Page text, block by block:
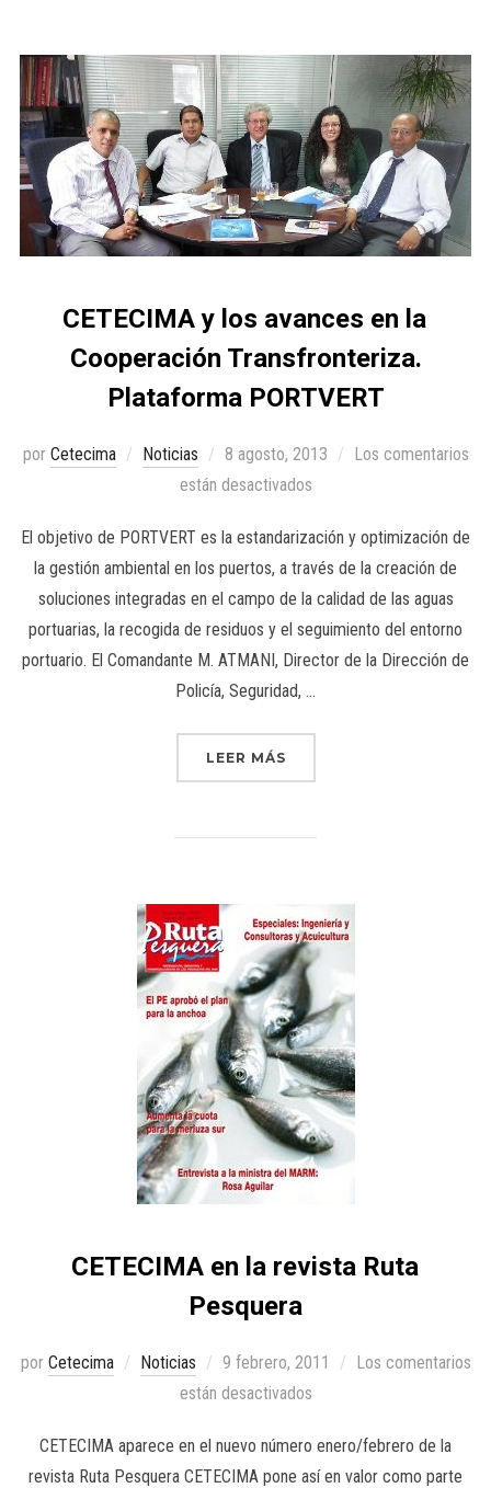
CETECIMA y los avances en la
Cooperación Transfronteriza.
Plataforma PORTVERT
por Cetecima Noticias 8 agosto, 2013
Los comentarios
están desactivados
El objetivo de PORTVERT es la estandarización y optimización de
la gestión ambiental en los puertos, a través de la creación de
soluciones integradas en el campo de la calidad de las aguas
portuarias, la recogida de residuos y el seguimiento del entorno
portuario. El Comandante M. ATMANI, Director de la Dirección de
Policía, Seguridad, …
LEER MÁS
CETECIMA en la revista Ruta
Pesquera
por Cetecima Noticias 9 febrero, 2011
Los comentarios
están desactivados
CETECIMA aparece en el nuevo número enero/febrero de la
revista Ruta Pesquera CETECIMA pone así en valor como parte